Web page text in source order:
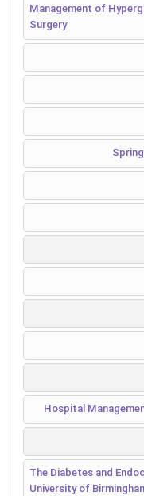
Management of
Surgery
The Diabetes and
University of